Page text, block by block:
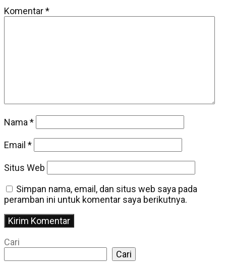
Komentar*
Nama*
Email *
Situs Web
Simpan nama, email, dan situs web saya pada
peramban ini untuk komentar saya berikutnya.
Cari
Cari